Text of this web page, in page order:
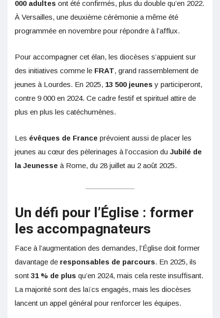
000 adultes ont été confirmés, plus du double qu’en 2022.
À Versailles, une deuxième cérémonie a même été
programmée en novembre pour répondre à l’afflux.
Pour accompagner cet élan, les diocèses s’appuient sur
des initiatives comme le FRAT, grand rassemblement de
jeunes à Lourdes. En 2025, 13 500 jeunes y participeront,
contre 9 000 en 2024. Ce cadre festif et spirituel attire de
plus en plus les catéchumènes.
Les évêques de France prévoient aussi de placer les
jeunes au cœur des pèlerinages à l’occasion du Jubilé de
la Jeunesse à Rome, du 28 juillet au 2 août 2025.
Un défi pour l’Église : former
les accompagnateurs
Face à l’augmentation des demandes, l’Église doit former
davantage de responsables de parcours. En 2025, ils
sont 31 % de plus qu’en 2024, mais cela reste insuffisant.
La majorité sont des laïcs engagés, mais les diocèses
lancent un appel général pour renforcer les équipes.